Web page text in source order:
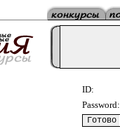
ID:
Password: